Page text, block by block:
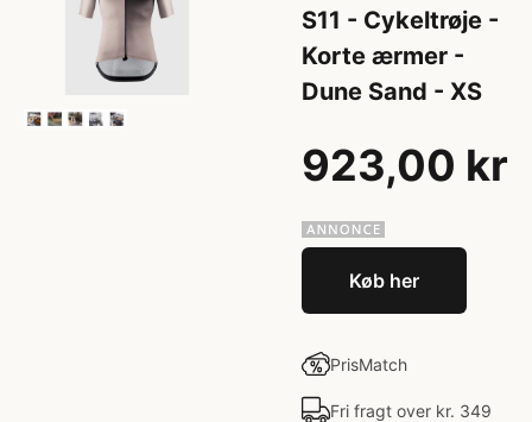
S11 - Cykeltrøje -
Korte ærmer -
Dune Sand - XS
923,00 kr
Køb her
PrisMatch
Fri fragt over kr. 349